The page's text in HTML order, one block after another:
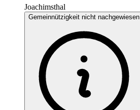
Joachimsthal
Gemeinnützigkeit nicht nachgewiesen